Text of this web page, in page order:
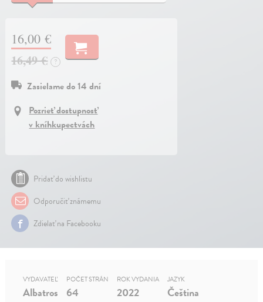
16,00 €
16,49 €
?
Zasielame do 14 dní
Pozrieť dostupnosť
v kníhkupectvách
Pridať do wishlistu
Odporučiť známemu
Zdielať na Facebooku
VYDAVATEĽ
Albatros
POČET STRÁN
64
ROK VYDANIA
2022
JAZYK
Čeština